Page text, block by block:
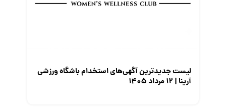
لیست جدیدترین آگهی‌های استخدام باشگاه ورزشی
آرینا | ۱۲ مرداد ۱۴۰۵